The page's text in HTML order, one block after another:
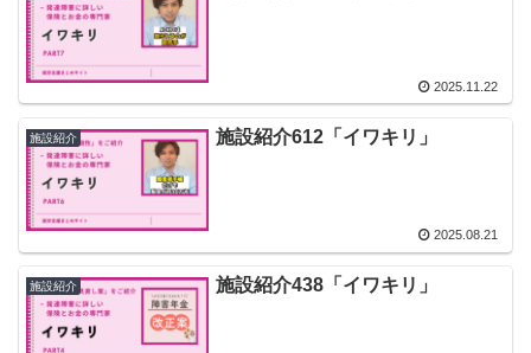
2025.11.22
施設紹介 施設紹介612「イワキリ」
2025.08.21
施設紹介 施設紹介438「イワキリ」